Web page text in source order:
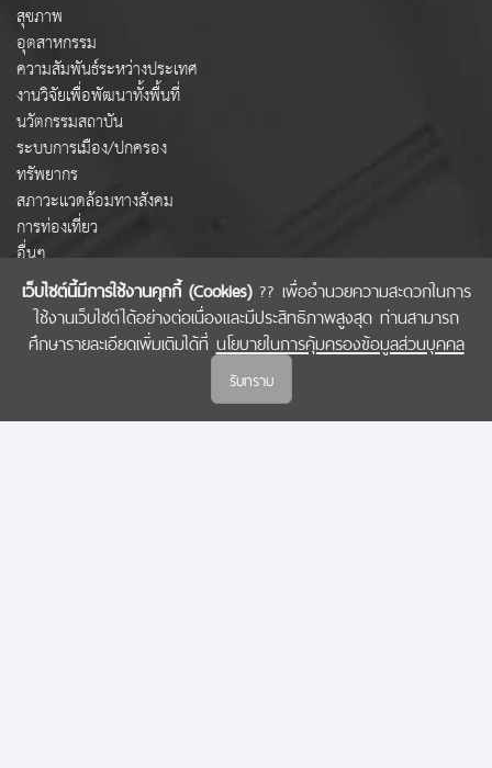
เว็บไซต์นี้มีการใช้งานคุกกี้ (Cookies)?? เพื่ออำนวยความสะดวกในการ
ใช้งานเว็บไซต์ได้อย่างต่อเนื่องและมีประสิทธิภาพสูงสุด ท่านสามารถ
ศึกษารายละเอียดเพิ่มเติมได้ที่ นโยบายในการคุ้มครองข้อมูลส่วนบุคคล
รับทราบ
สุขภาพ
อุตสาหกรรม
ความสัมพันธ์ระหว่างประเทศ
งานวิจัยเพื่อพัฒนาทั้งพื้นที่
นวัตกรรมสถาบัน
ระบบการเมือง/ปกครอง
ทรัพยากร
สภาวะแวดล้อมทางสังคม
การท่องเที่ยว
อื่นๆ
COPYRIGHT © 2022 สำนักงานคณะกรรมการส่งเสริมวิทยาศาสตร์ วิจัยและนวัตกรรม
(สกสว.)
นโยบายในการคุ้มครองข้อมูลส่วนบุคคล